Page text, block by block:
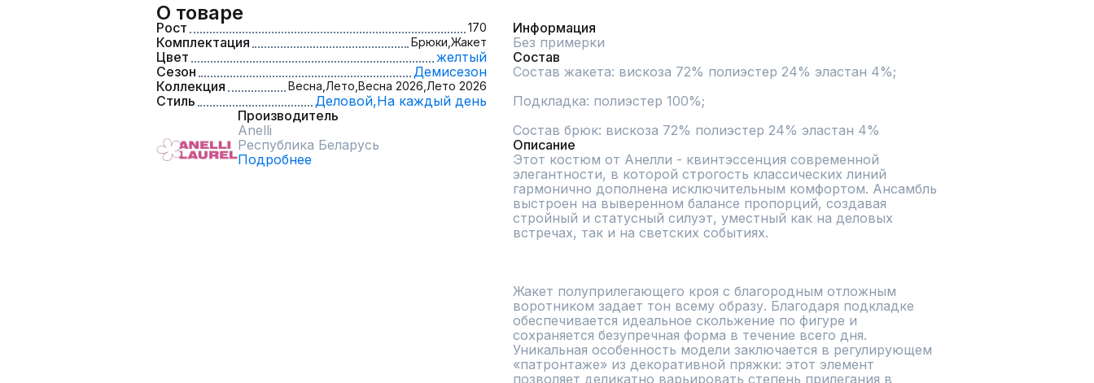
О товаре
Рост 170
Комплектация Брюки, Жакет
Цвет
желтый
Сезон
Демисезон
Коллекция
Весна, Лето, Весна 2026, Лето 2026
Стиль Деловой,На каждый день
Производитель
Anelli
Республика Беларусь
Подробнее
Информация
Без примерки
Состав
Состав жакета: вискоза 72% полиэстер 24% эластан 4%;
Подкладка: полиэстер 100%;
Состав брюк: вискоза 72% полиэстер 24% эластан 4%
Описание
Этот костюм от Анелли - квинтэссенция современной
элегантности, в которой строгость классических линий
гармонично дополнена исключительным комфортом. Ансамбль
выстроен на выверенном балансе пропорций, создавая
стройный и статусный силуэт, уместный как на деловых
встречах, так и на светских событиях.
Жакет полуприлегающего кроя с благородным отложным
воротником задает тон всему образу. Благодаря подкладке
обеспечивается идеальное скольжение по фигуре и
сохраняется безупречная форма в течение всего дня.
Уникальная особенность модели заключается в регулирующем
«патронтаже» из декоративной пряжки: этот элемент
позволяет деликатно варьировать степень прилегания в